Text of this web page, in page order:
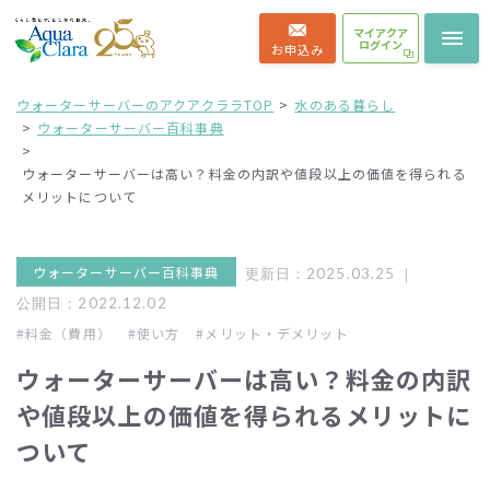
お申込み
マイアクア
ログイン
ウォーターサーバーのアクアクララTOP
水のある暮らし
ウォーターサーバー百科事典
ウォーターサーバーは高い？料金の内訳や値段以上の価値を得られる
メリットについて
ウォーターサーバー百科事典
更新日：2025.03.25 ｜
公開日：2022.12.02
#料金（費用） #使い方 #メリット・デメリット
ウォーターサーバーは高い？料金の内訳
や値段以上の価値を得られるメリットに
ついて